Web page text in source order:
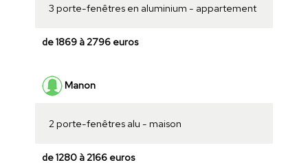
3 porte-fenêtres en aluminium - appartement
de 1869 à 2796 euros
Manon
2 porte-fenêtres alu - maison
de 1280 à 2166 euros